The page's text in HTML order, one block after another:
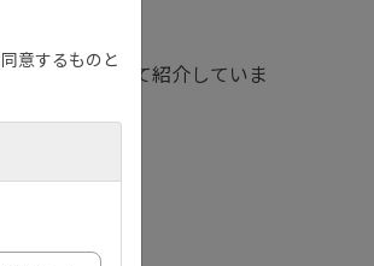
治療歴について紹介していま
意するものと